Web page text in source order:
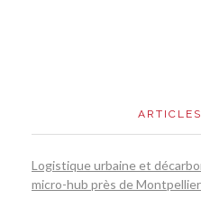
Logistique urbaine et
micro-hub près de Montpellier